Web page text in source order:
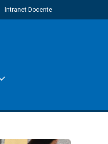
Intranet Docente